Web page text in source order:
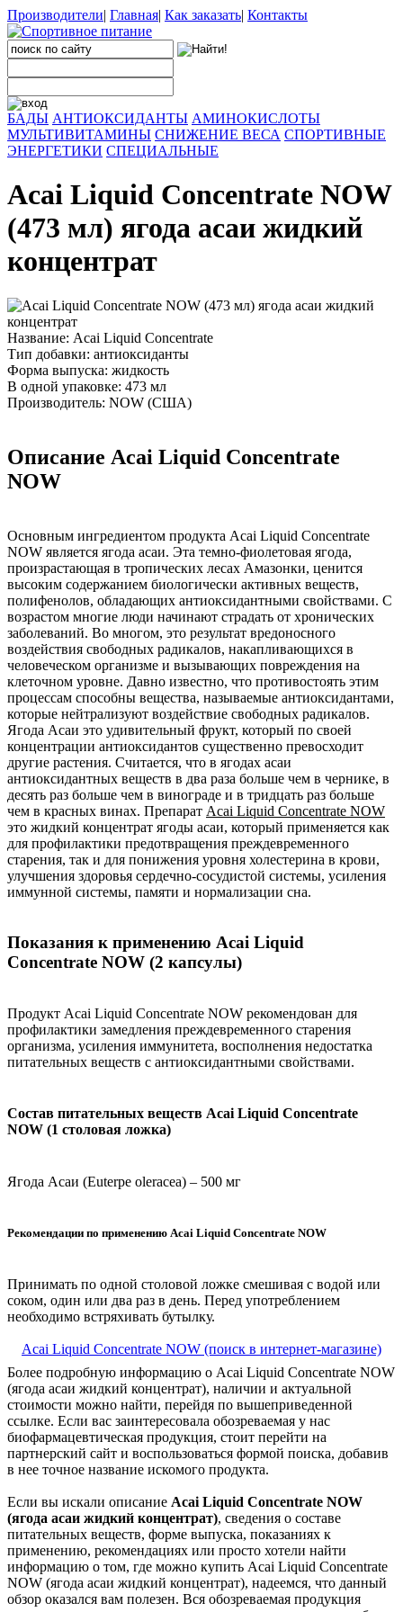
Производители| Главная| Как заказать| Контакты
БАДЫ АНТИОКСИДАНТЫ АМИНОКИСЛОТЫ
МУЛЬТИВИТАМИНЫ СНИЖЕНИЕ ВЕСА СПОРТИВНЫЕ
ЭНЕРГЕТИКИ СПЕЦИАЛЬНЫЕ
Acai Liquid Concentrate NOW
(473 мл) ягода асаи жидкий
концентрат
Название: Acai Liquid Concentrate
Тип добавки: антиоксиданты
Форма выпуска: жидкость
В одной упаковке: 473 мл
Производитель: NOW (США)
Описание Acai Liquid Concentrate
NOW
Основным ингредиентом продукта Acai Liquid Concentrate
NOW является ягода асаи. Эта темно-фиолетовая ягода,
произрастающая в тропических лесах Амазонки, ценится
высоким содержанием биологически активных веществ,
полифенолов, обладающих антиоксидантными свойствами. С
возрастом многие люди начинают страдать от хронических
заболеваний. Во многом, это результат вредоносного
воздействия свободных радикалов, накапливающихся в
человеческом организме и вызывающих повреждения на
клеточном уровне. Давно известно, что противостоять этим
процессам способны вещества, называемые антиоксидантами,
которые нейтрализуют воздействие свободных радикалов.
Ягода Асаи это удивительный фрукт, который по своей
концентрации антиоксидантов существенно превосходит
другие растения. Считается, что в ягодах асаи
антиоксидантных веществ в два раза больше чем в чернике, в
десять раз больше чем в винограде и в тридцать раз больше
чем в красных винах. Препарат Acai Liquid Concentrate NOW
это жидкий концентрат ягоды асаи, который применяется как
для профилактики предотвращения преждевременного
старения, так и для понижения уровня холестерина в крови,
улучшения здоровья сердечно-сосудистой системы, усиления
иммунной системы, памяти и нормализации сна.
Показания к применению Acai Liquid
Concentrate NOW (2 капсулы)
Продукт Acai Liquid Concentrate NOW рекомендован для
профилактики замедления преждевременного старения
организма, усиления иммунитета, восполнения недостатка
питательных веществ с антиоксидантными свойствами.
Состав питательных веществ Acai Liquid Concentrate
NOW (1 столовая ложка)
Ягода Асаи (Euterpe oleracea) – 500 мг
Рекомендации по применению Acai Liquid Concentrate NOW
Принимать по одной столовой ложке смешивая с водой или
соком, один или два раз в день. Перед употреблением
необходимо встряхивать бутылку.
Acai Liquid Concentrate NOW (поиск в интернет-магазине)
Более подробную информацию о Acai Liquid Concentrate NOW
(ягода асаи жидкий концентрат), наличии и актуальной
стоимости можно найти, перейдя по вышеприведенной
ссылке. Если вас заинтересовала обозреваемая у нас
биофармацевтическая продукция, стоит перейти на
партнерский сайт и воспользоваться формой поиска, добавив
в нее точное название искомого продукта.
Если вы искали описание Acai Liquid Concentrate NOW
(ягода асаи жидкий концентрат), сведения о составе
питательных веществ, форме выпуска, показаниях к
применению, рекомендациях или просто хотели найти
информацию о том, где можно купить Acai Liquid Concentrate
NOW (ягода асаи жидкий концентрат), надеемся, что данный
обзор оказался вам полезен. Вся обозреваемая продукция